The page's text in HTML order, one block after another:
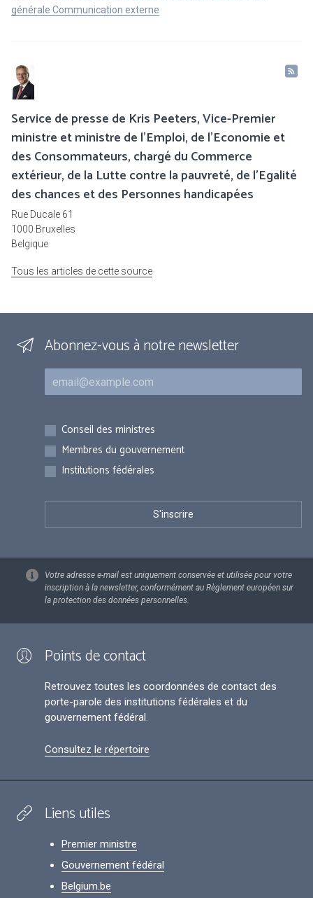
générale Communication externe
Service de presse de Kris Peeters, Vice-Premier
ministre et ministre de l'Emploi, de l'Economie et
des Consommateurs, chargé du Commerce
extérieur, de la Lutte contre la pauvreté, de l’Egalité
des chances et des Personnes handicapées
Rue Ducale 61
1000 Bruxelles
Belgique
Tous les articles de cette source
Abonnez-vous à notre newsletter
Courriel
Inscriptions
Conseil des ministres
Membres du gouvernement
Institutions fédérales
Votre adresse e-mail est uniquement conservée et utilisée pour votre
inscription à la newsletter, conformément au Règlement européen sur
la protection des données personnelles.
Points de contact
Retrouvez toutes les coordonnées de contact des
porte-parole des institutions fédérales et du
gouvernement fédéral.
Consultez le répertoire
Liens utiles
Premier ministre
Gouvernement fédéral
Belgium.be